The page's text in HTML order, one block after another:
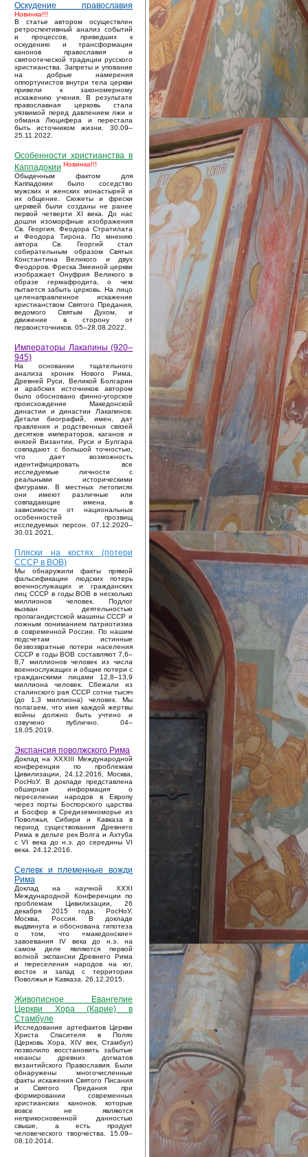
Оскудение православия
Новинка!!!
В статье автором осуществлен
ретроспективный анализ событий
и процессов, приведших к
оскудению и трансформации
канонов православия и
святоотеческой традиции русского
христианства. Запреты и упование
на добрые намерения
оппортунистов внутри тела церкви
привели к закономерному
искажению учения. В результате
православная церковь стала
уязвимой перед давлением лжи и
обмана Люцифера и перестала
быть источником жизни. 30.09–
25.11.2022.
Особенности христианства в
Каппадокии Новинка!!!
Обыденным фактом для
Каппадокии было соседство
мужских и женских монастырей и
их общение. Сюжеты и фрески
церквей были созданы не ранее
первой четверти XI века. До нас
дошли изоморфные изображения
Св. Георгия, Феодора Стратилата
и Феодора Тирона. По мнению
автора Св. Георгий стал
собирательным образом Святых
Константина Великого и двух
Феодоров. Фреска Змеиной церкви
изображает Онуфрия Великого в
образе гермафродита, о чем
пытается забыть церковь. На лицо
целенаправленное искажение
христианством Святого Предания,
ведомого Святым Духом, и
движение в сторону от
первоисточников. 05–28.08.2022.
Императоры Лакапины (920–
945)
На основании тщательного
анализа хроник Нового Рима,
Древней Руси, Великой Болгарии
и арабских источников автором
было обосновано финно-угорское
происхождение Македонской
династии и династии Лакапинов.
Детали биографий, имен, дат
правления и родственных связей
десятков императоров, каганов и
князей Византии, Руси и Булгара
совпадают с большой точностью,
что дает возможность
идентифицировать все
исследуемые личности с
реальными историческими
фигурами. В местных летописях
они имеют различные или
совпадающие имена, в
зависимости от национальных
особенностей прозвищ
исследуемых персон. 07.12.2020–
30.01.2021.
Пляски на костях (потери
СССР в ВОВ)
Мы обнаружили факты прямой
фальсификации людских потерь
военнослужащих и гражданских
лиц СССР в годы ВОВ в несколько
миллионов человек. Подлог
вызван деятельностью
пропагандистской машины СССР и
ложным пониманием патриотизма
в современной России. По нашим
подсчетам истинные
безвозвратные потери населения
СССР в годы ВОВ составляют 7,6–
8,7 миллионов человек из числа
военнослужащих и общие потери с
гражданскими лицами 12,8–13,9
миллиона человек. Сбежали из
сталинского рая СССР сотни тысяч
(до 1,3 миллиона) человек. Мы
полагаем, что имя каждой жертвы
войны должно быть учтено и
озвучено публично. 04–
18.05.2019.
Экспансия поволжского Рима
Доклад на XXXIII Международной
конференции по проблемам
Цивилизации, 24.12.2016, Москва,
РосНоУ. В докладе представлена
обширная информация о
переселении народов в Европу
через порты Боспорского царства
и Босфор в Средиземноморье из
Поволжья, Сибири и Кавказа в
период существования Древнего
Рима в дельте рек Волга и Ахтуба
с VI века до н.э. до середины VI
века. 24.12.2016.
Селевк и племенные вожди
Рима
Доклад на научной XXXI
Международной Конференции по
проблемам Цивилизации, 26
декабря 2015 года, РосНоУ,
Москва, Россия. В докладе
выдвинута и обоснована гипотеза
о том, что «македонские»
завоевания IV века до н.э. на
самом деле являются первой
волной экспансии Древнего Рима
и переселения народов на юг,
восток и запад с территории
Поволжья и Кавказа. 26.12.2015.
Живописное Евангелие
Церкви Хора (Карие) в
Стамбуле
Исследование артефактов Церкви
Христа Спасителя в Полях
(Церковь Хора, XIV век, Стамбул)
позволило восстановить забытые
нюансы древних догматов
византийского Православия. Были
обнаружены многочисленные
факты искажения Святого Писания
и Святого Предания при
формировании современных
христианских канонов, которые
вовсе не являются
неприкосновенной данностью
свыше, а есть продукт
человеческого творчества. 15.09–
08.10.2014.